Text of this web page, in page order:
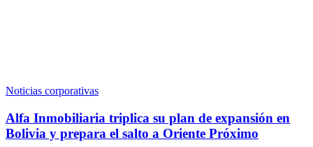
Noticias corporativas
Alfa Inmobiliaria triplica su plan de expansión en
Bolivia y prepara el salto a Oriente Próximo